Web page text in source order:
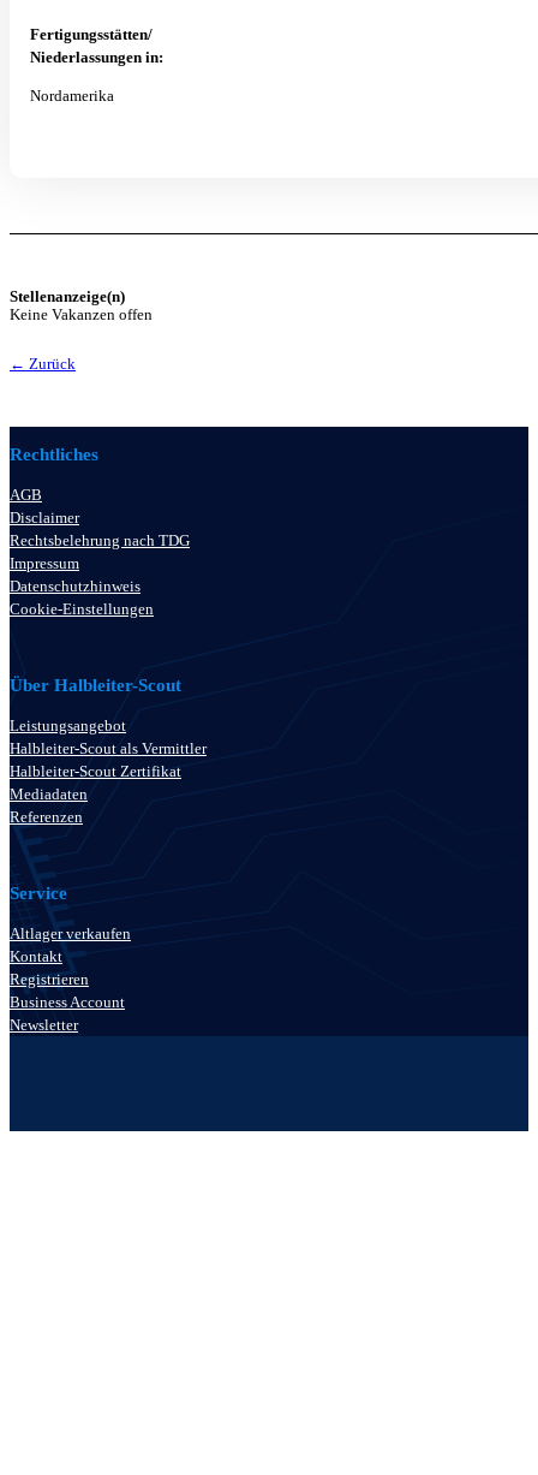
Fertigungsstätten/
Niederlassungen in:
Nordamerika
Stellenanzeige(n)
Keine Vakanzen offen
← Zurück
Rechtliches
AGB
Disclaimer
Rechtsbelehrung nach TDG
Impressum
Datenschutzhinweis
Cookie-Einstellungen
Über Halbleiter-Scout
Leistungsangebot
Halbleiter-Scout als Vermittler
Halbleiter-Scout Zertifikat
Mediadaten
Referenzen
Service
Altlager verkaufen
Kontakt
Registrieren
Business Account
Newsletter